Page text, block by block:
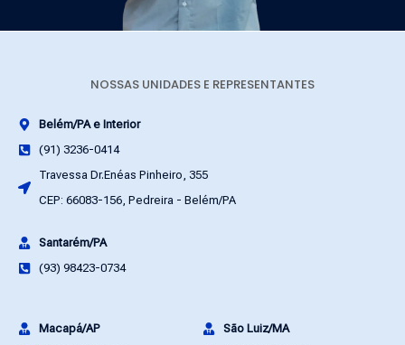
NOSSAS UNIDADES E REPRESENTANTES
Belém/PA e Interior
(91) 3236-0414
Travessa Dr.Enéas Pinheiro, 355
CEP: 66083-156, Pedreira - Belém/PA
Santarém/PA
(93) 98423-0734
Macapá/AP
São Luiz/MA